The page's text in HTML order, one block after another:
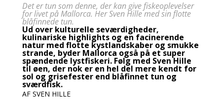
Det er tun som denne, der kan give fiskeoplevelser
for livet på Mallorca. Her Sven Hille med sin flotte
blåfinnede tun.
Ud over kulturelle seværdigheder,
kulinariske highlights og en facinerende
natur med flotte kystlandskaber og smukke
strande, byder Mallorca også på et super
spændende lystfiskeri. Følg med Sven Hille
til øen, der nok er en hel del mere kendt for
sol og grisefester end blåfinnet tun og
sværdfisk.
AF SVEN HILLE